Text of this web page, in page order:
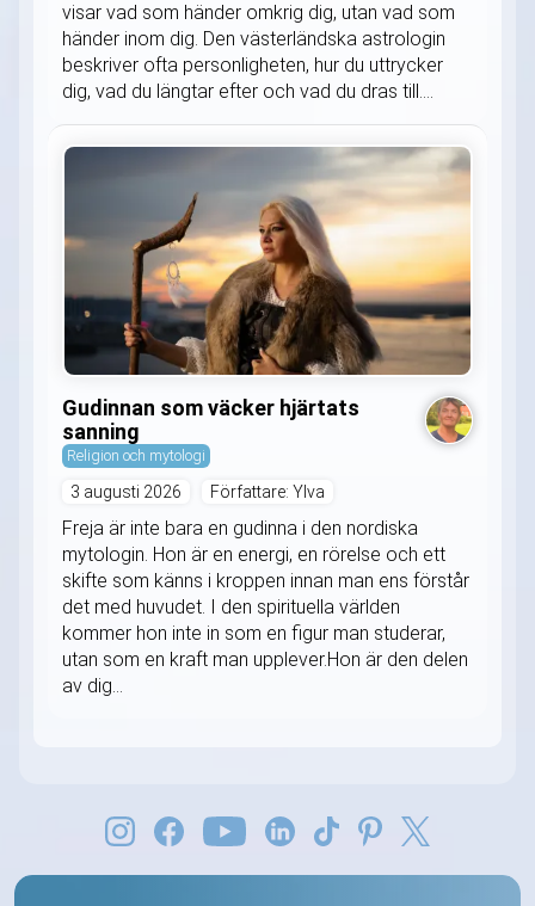
visar vad som händer omkrig dig, utan vad som
händer inom dig. Den västerländska astrologin
beskriver ofta personligheten, hur du uttrycker
dig, vad du längtar efter och vad du dras till....
Gudinnan som väcker hjärtats
sanning
Religion och mytologi
3 augusti 2026 Författare: Ylva
Freja är inte bara en gudinna i den nordiska
mytologin. Hon är en energi, en rörelse och ett
skifte som känns i kroppen innan man ens förstår
det med huvudet. I den spirituella världen
kommer hon inte in som en figur man studerar,
utan som en kraft man upplever.Hon är den delen
av dig...